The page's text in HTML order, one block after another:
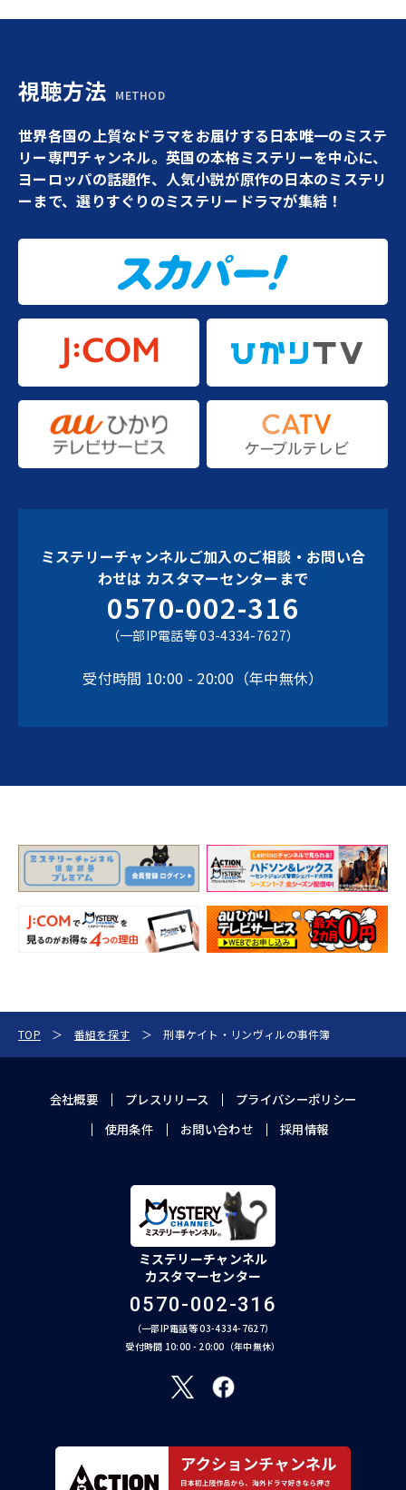
視聴方法 METHOD
世界各国の上質なドラマをお届けする日本唯一のミステ
リー専門チャンネル。英国の本格ミステリーを中心に、
ヨーロッパの話題作、人気小説が原作の日本のミステリ
ーまで、選りすぐりのミステリードラマが集結！
ミステリーチャンネルご加入のご相談・お問い合
わせは カスタマーセンターまで
0570-002-316
（一部IP電話等 03-4334-7627）
受付時間 10:00 - 20:00（年中無休）
TOP 番組を探す 刑事ケイト・リンヴィルの事件簿
会社概要 プレスリリース
プライバシーポリシー
使用条件
お問い合わせ 採用情報
ミステリーチャンネル
カスタマーセンター
0570-002-316
（一部IP電話等 03-4334-7627）
受付時間 10:00 - 20:00（年中無休）